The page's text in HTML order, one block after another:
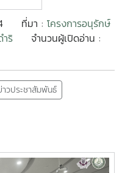
ที่มา : โครงการอนุรักษ์
ริ
จำนวนผู้เปิดอ่าน :
าวประชาสัมพันธ์